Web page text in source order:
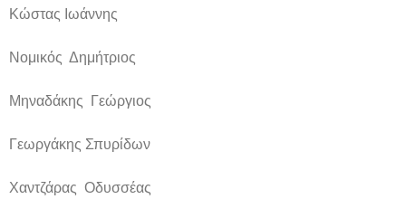
Κώστας Ιωάννης
Νομικός Δημήτριος
Μηναδάκης Γεώργιος
Γεωργάκης Σπυρίδων
Χαντζάρας Οδυσσέας